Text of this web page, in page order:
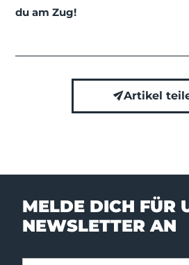
du am Zug!
Artikel
MELDE DICH FÜR
NEWSLETTER AN